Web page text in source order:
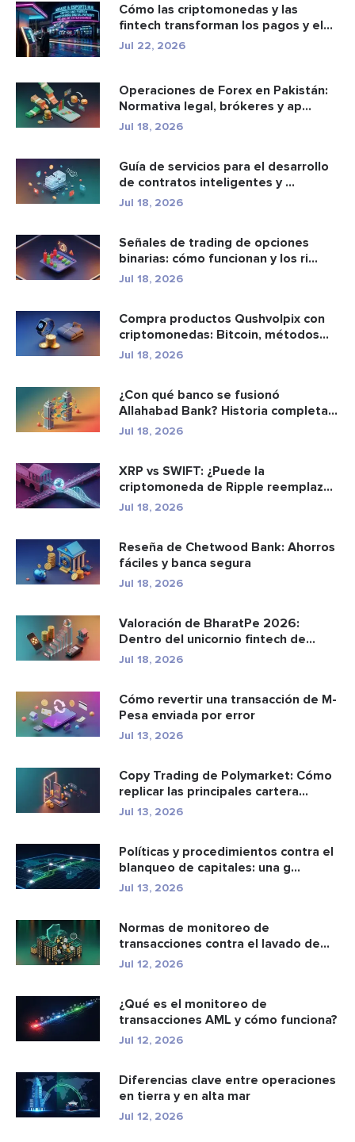
Cómo las criptomonedas y las
fintech transforman los pagos y el
e...
Jul 22, 2026
Operaciones de Forex en Pakistán:
Normativa legal, brókeres y ap...
Jul 18, 2026
Guía de servicios para el desarrollo
de contratos inteligentes y ...
Jul 18, 2026
Señales de trading de opciones
binarias: cómo funcionan y los ri...
Jul 18, 2026
Compra productos Qushvolpix con
criptomonedas: Bitcoin, métodos
d...
Jul 18, 2026
¿Con qué banco se fusionó
Allahabad Bank? Historia completa
de ...
Jul 18, 2026
XRP vs SWIFT: ¿Puede la
criptomoneda de Ripple reemplazar
a los p...
Jul 18, 2026
Reseña de Chetwood Bank: Ahorros
fáciles y banca segura
Jul 18, 2026
Valoración de BharatPe 2026:
Dentro del unicornio fintech de
2.85...
Jul 18, 2026
Cómo revertir una transacción de M-
Pesa enviada por error
Jul 13, 2026
Copy Trading de Polymarket: Cómo
replicar las principales cartera...
Jul 13, 2026
Políticas y procedimientos contra el
blanqueo de capitales: una g...
Jul 13, 2026
Normas de monitoreo de
transacciones contra el lavado de
dinero: c...
Jul 12, 2026
¿Qué es el monitoreo de
transacciones AML y cómo funciona?
Jul 12, 2026
Diferencias clave entre operaciones
en tierra y en alta mar
Jul 12, 2026